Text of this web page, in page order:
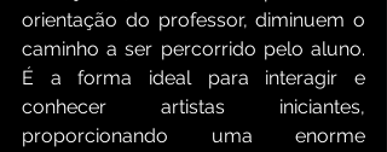
orientação do professor, diminuem o
caminho a ser percorrido pelo aluno.
É a forma ideal para interagir e
conhecer artistas iniciantes,
proporcionando uma enorme